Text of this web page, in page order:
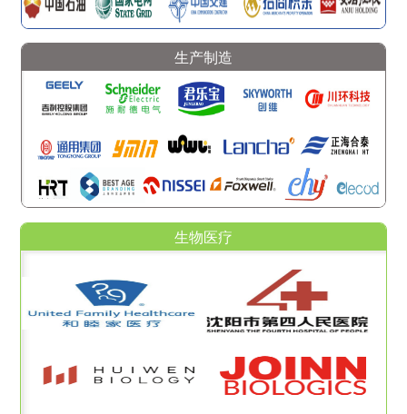
生产制造
生物医疗